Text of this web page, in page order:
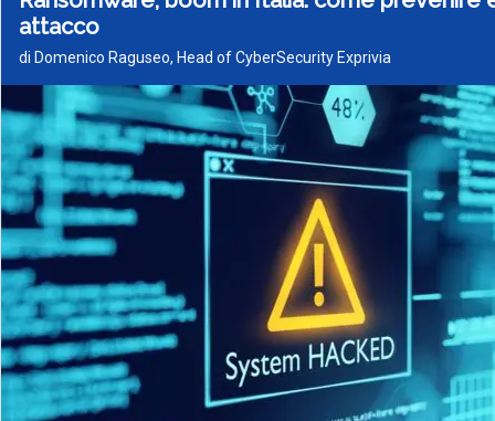
attacco
di Domenico Raguseo, Head of CyberSecurity Exprivia